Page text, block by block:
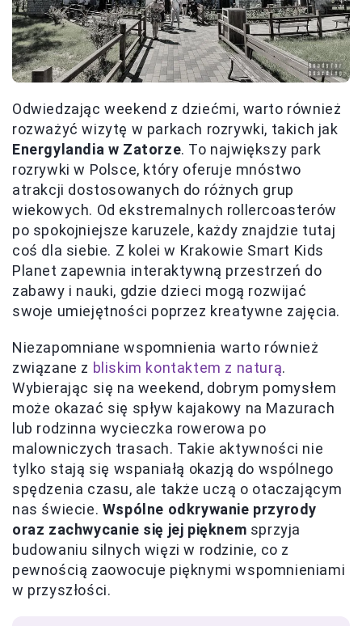
Odwiedzając weekend z dziećmi, warto również
rozważyć wizytę w parkach rozrywki, takich jak
Energylandia w Zatorze. To największy park
rozrywki w Polsce, który oferuje mnóstwo
atrakcji dostosowanych do różnych grup
wiekowych. Od ekstremalnych rollercoasterów
po spokojniejsze karuzele, każdy znajdzie tutaj
coś dla siebie. Z kolei w Krakowie Smart Kids
Planet zapewnia interaktywną przestrzeń do
zabawy i nauki, gdzie dzieci mogą rozwijać
swoje umiejętności poprzez kreatywne zajęcia.
Niezapomniane wspomnienia warto również
związane z bliskim kontaktem z naturą.
Wybierając się na weekend, dobrym pomysłem
może okazać się spływ kajakowy na Mazurach
lub rodzinna wycieczka rowerowa po
malowniczych trasach. Takie aktywności nie
tylko stają się wspaniałą okazją do wspólnego
spędzenia czasu, ale także uczą o otaczającym
nas świecie. Wspólne odkrywanie przyrody
oraz zachwycanie się jej pięknem sprzyja
budowaniu silnych więzi w rodzinie, co z
pewnością zaowocuje pięknymi wspomnieniami
w przyszłości.